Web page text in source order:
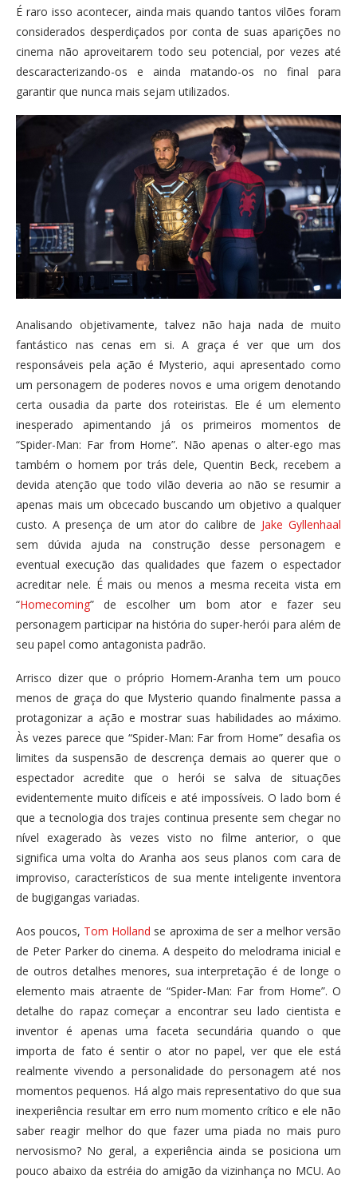
É raro isso acontecer, ainda mais quando tantos vilões foram
considerados desperdiçados por conta de suas aparições no
cinema não aproveitarem todo seu potencial, por vezes até
descaracterizando-os e ainda matando-os no final para
garantir que nunca mais sejam utilizados.
Analisando objetivamente, talvez não haja nada de muito
fantástico nas cenas em si. A graça é ver que um dos
responsáveis pela ação é Mysterio, aqui apresentado como
um personagem de poderes novos e uma origem denotando
certa ousadia da parte dos roteiristas. Ele é um elemento
inesperado apimentando já os primeiros momentos de
“Spider-Man: Far from Home”. Não apenas o alter-ego mas
também o homem por trás dele, Quentin Beck, recebem a
devida atenção que todo vilão deveria ao não se resumir a
apenas mais um obcecado buscando um objetivo a qualquer
custo. A presença de um ator do calibre de Jake Gyllenhaal
sem dúvida ajuda na construção desse personagem e
eventual execução das qualidades que fazem o espectador
acreditar nele. É mais ou menos a mesma receita vista em
“Homecoming” de escolher um bom ator e fazer seu
personagem participar na história do super-herói para além de
seu papel como antagonista padrão.
Arrisco dizer que o próprio Homem-Aranha tem um pouco
menos de graça do que Mysterio quando finalmente passa a
protagonizar a ação e mostrar suas habilidades ao máximo.
Às vezes parece que “Spider-Man: Far from Home” desafia os
limites da suspensão de descrença demais ao querer que o
espectador acredite que o herói se salva de situações
evidentemente muito difíceis e até impossíveis. O lado bom é
que a tecnologia dos trajes continua presente sem chegar no
nível exagerado às vezes visto no filme anterior, o que
significa uma volta do Aranha aos seus planos com cara de
improviso, característicos de sua mente inteligente inventora
de bugigangas variadas.
Aos poucos, Tom Holland se aproxima de ser a melhor versão
de Peter Parker do cinema. A despeito do melodrama inicial e
de outros detalhes menores, sua interpretação é de longe o
elemento mais atraente de “Spider-Man: Far from Home”. O
detalhe do rapaz começar a encontrar seu lado cientista e
inventor é apenas uma faceta secundária quando o que
importa de fato é sentir o ator no papel, ver que ele está
realmente vivendo a personalidade do personagem até nos
momentos pequenos. Há algo mais representativo do que sua
inexperiência resultar em erro num momento crítico e ele não
saber reagir melhor do que fazer uma piada no mais puro
nervosismo? No geral, a experiência ainda se posiciona um
pouco abaixo da estréia do amigão da vizinhança no MCU. Ao